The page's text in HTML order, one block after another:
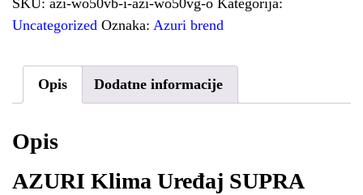
SKU: azi-wo50vb-i-azi-wo50vg-o Kategorija:
Uncategorized Oznaka: Azuri brend
Opis Dodatne informacije
Opis
AZURI Klima Uređaj SUPRA